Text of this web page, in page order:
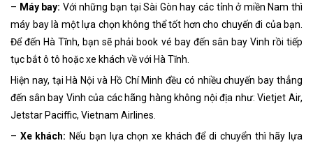
– Máy bay: Với những bạn tại Sài Gòn hay các tỉnh ở miền Nam thì
máy bay là một lựa chọn không thể tốt hơn cho chuyến đi của bạn.
Để đến Hà Tĩnh, bạn sẽ phải book vé bay đến sân bay Vinh rồi tiếp
tục bắt ô tô hoặc xe khách về với Hà Tĩnh.
Hiện nay, tại Hà Nội và Hồ Chí Minh đều có nhiều chuyến bay thẳng
đến sân bay Vinh của các hãng hàng không nội địa như: Vietjet Air,
Jetstar Paciffic, Vietnam Airlines.
– Xe khách: Nếu bạn lựa chọn xe khách để di chuyển thì hãy lựa